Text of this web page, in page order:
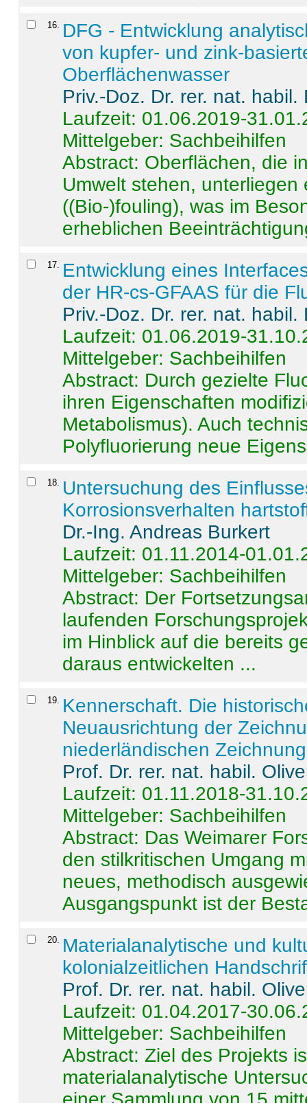
16
DFG - Entwicklung
von kupfer- und zink-
Oberflächenwasser
Priv.-Doz. Dr. rer. nat.
Laufzeit: 01.06.2019-
Mittelgeber: Sachbeihilfen
Abstract: Oberflächen, die
Umwelt stehen,
((Bio-)fouling), was im
erheblichen
17
Entwicklung eines
der HR-cs-GFAAS für die
Priv.-Doz. Dr. rer. nat.
Laufzeit: 01.06.2019-
Mittelgeber: Sachbeihilfen
Abstract: Durch gezielte
ihren Eigenschaften
Metabolismus). Auch
Polyfluorierung neue
18
Untersuchung des
Korrosionsverhalten
Dr.-Ing. Andreas Burkert
Laufzeit: 01.11.2014-
Mittelgeber: Sachbeihilfen
Abstract: Der
laufenden
im Hinblick auf die bereits
daraus entwickelten ...
19
Kennerschaft. Die
Neuausrichtung der
niederländischen
Prof. Dr. rer. nat. habil.
Laufzeit: 01.11.2018-
Mittelgeber: Sachbeihilfen
Abstract: Das Weimarer
den stilkritischen Umgang
neues, methodisch
Ausgangspunkt ist der
20
Materialanalytische und
kolonialzeitlichen
Prof. Dr. rer. nat. habil.
Laufzeit: 01.04.2017-
Mittelgeber: Sachbeihilfen
Abstract:Ziel des Projekts
materialanalytische